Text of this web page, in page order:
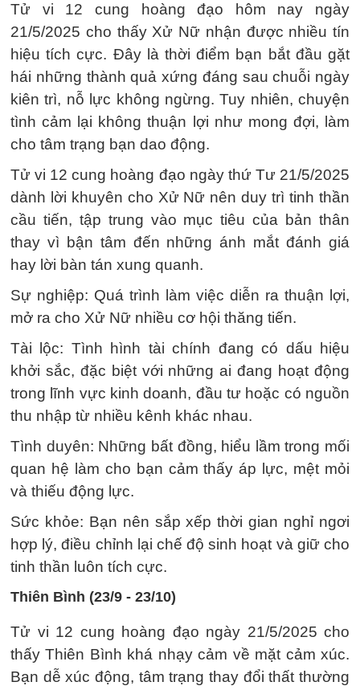
Tử vi 12 cung hoàng đạo hôm nay ngày
21/5/2025 cho thấy Xử Nữ nhận được nhiều tín
hiệu tích cực. Đây là thời điểm bạn bắt đầu gặt
hái những thành quả xứng đáng sau chuỗi ngày
kiên trì, nỗ lực không ngừng. Tuy nhiên, chuyện
tình cảm lại không thuận lợi như mong đợi, làm
cho tâm trạng bạn dao động.
Tử vi 12 cung hoàng đạo ngày thứ Tư 21/5/2025
dành lời khuyên cho Xử Nữ nên duy trì tinh thần
cầu tiến, tập trung vào mục tiêu của bản thân
thay vì bận tâm đến những ánh mắt đánh giá
hay lời bàn tán xung quanh.
Sự nghiệp: Quá trình làm việc diễn ra thuận lợi,
mở ra cho Xử Nữ nhiều cơ hội thăng tiến.
Tài lộc: Tình hình tài chính đang có dấu hiệu
khởi sắc, đặc biệt với những ai đang hoạt động
trong lĩnh vực kinh doanh, đầu tư hoặc có nguồn
thu nhập từ nhiều kênh khác nhau.
Tình duyên: Những bất đồng, hiểu lầm trong mối
quan hệ làm cho bạn cảm thấy áp lực, mệt mỏi
và thiếu động lực.
Sức khỏe: Bạn nên sắp xếp thời gian nghỉ ngơi
hợp lý, điều chỉnh lại chế độ sinh hoạt và giữ cho
tinh thần luôn tích cực.
Thiên Bình (23/9 - 23/10)
Tử vi 12 cung hoàng đạo ngày 21/5/2025 cho
thấy Thiên Bình khá nhạy cảm về mặt cảm xúc.
Bạn dễ xúc động, tâm trạng thay đổi thất thường